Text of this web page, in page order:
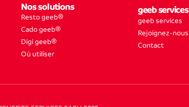
Nos solutions
Resto geeb®
Cado geeb®
Digi geeb®
Où utiliser
geeb services
geeb services
Rejoignez-nous
Contact